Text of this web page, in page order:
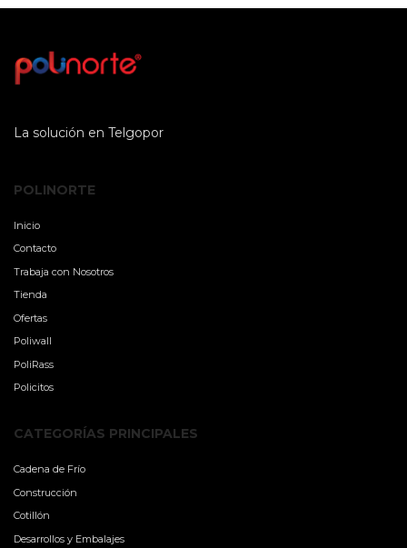
La solución en Telgopor
POLINORTE
Inicio
Contacto
Trabaja con Nosotros
Tienda
Ofertas
Poliwall
PoliRass
Policitos
CATEGORÍAS PRINCIPALES
Cadena de Frío
Construcción
Cotillón
Desarrollos y Embalajes